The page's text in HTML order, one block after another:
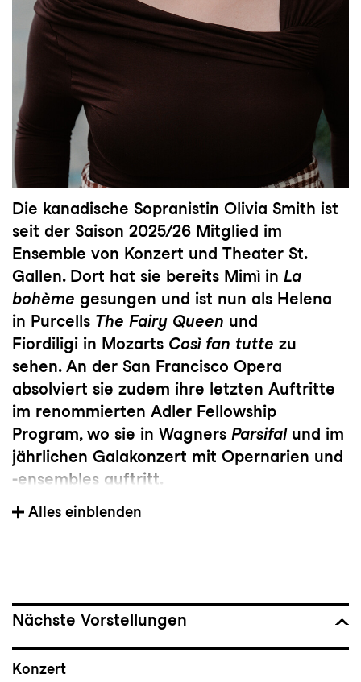
Die kanadische Sopranistin Olivia Smith ist
seit der Saison 2025/26 Mitglied im
Ensemble von Konzert und Theater St.
Gallen. Dort hat sie bereits Mimì in La
bohème gesungen und ist nun als Helena
in Purcells The Fairy Queen und
Fiordiligi in Mozarts Così fan tutte zu
sehen. An der San Francisco Opera
absolviert sie zudem ihre letzten Auftritte
im renommierten Adler Fellowship
Program, wo sie in Wagners Parsifalund im
jährlichen Galakonzert mit Opernarien und
-ensembles auftritt.
In der Saison 2024/25, in ihrem zweiten
Jahr als Adler Fellow, debütierte Olivia
Hauptvorstellungen. Sie coverte ausserdem
zahlreichen Konzertprogrammen der San
Alles einblenden
Nächste Vorstellungen
Konzert